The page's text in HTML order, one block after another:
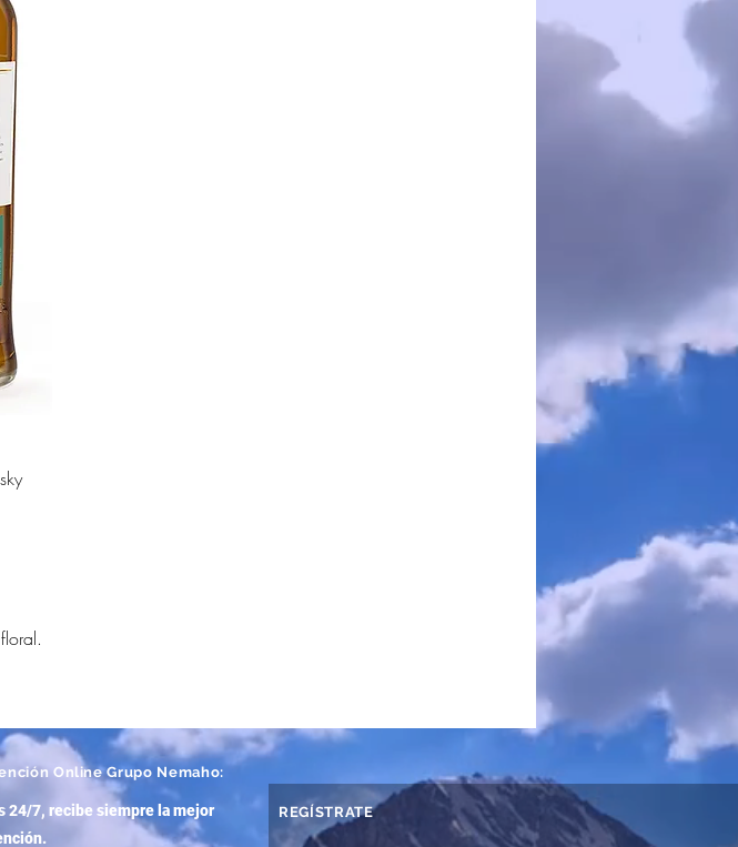
Online Grupo Nemaho:
24/7, recibe siempre la mejor
.
REGÍSTRATE